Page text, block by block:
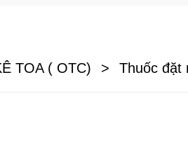
TOA ( OTC) > Thuốc đặt